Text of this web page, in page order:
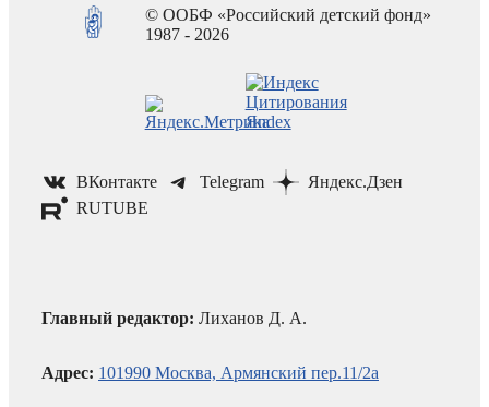
© ООБФ «Российский детский фонд»
1987 - 2026
ВКонтакте Telegram
Яндекс.Дзен
RUTUBE
Главный редактор: Лиханов Д. А.
Адрес: 101990 Москва, Армянский пер.11/2а